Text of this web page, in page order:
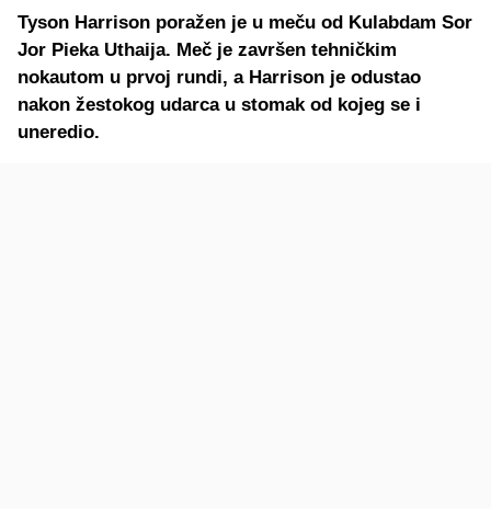
Tyson Harrison poražen je u meču od Kulabdam Sor
Jor Pieka Uthaija. Meč je završen tehničkim
nokautom u prvoj rundi, a Harrison je odustao
nakon žestokog udarca u stomak od kojeg se i
uneredio.